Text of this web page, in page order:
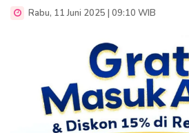
Rabu, 11 Juni 2025 | 09:10 WIB